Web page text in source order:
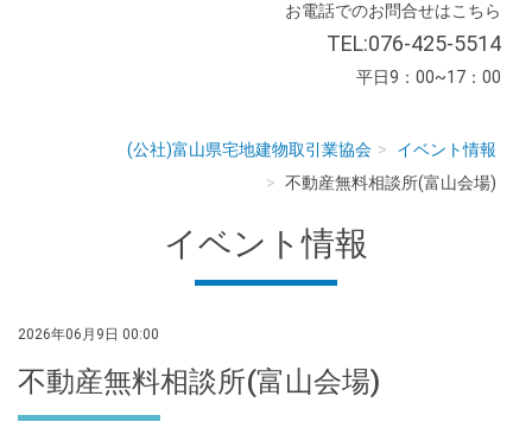
お電話でのお問合せはこちら
TEL:076-425-5514
平日9：00~17：00
(公社)富山県宅地建物取引業協会
イベント情報
不動産無料相談所(富山会場)
イベント情報
2026年06月9日 00:00
不動産無料相談所(富山会場)